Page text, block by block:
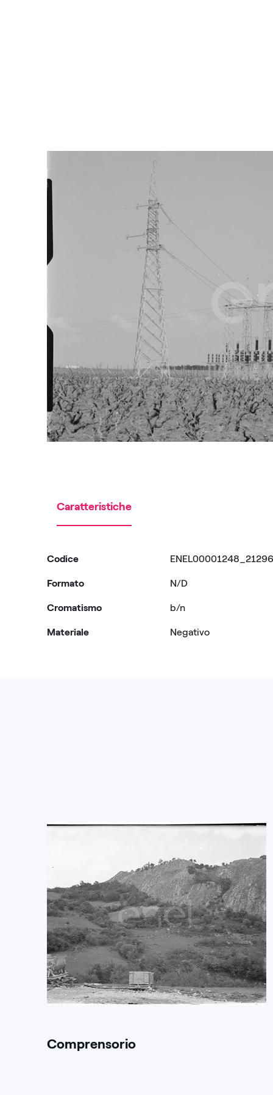
Caratteristiche
Codice
Formato
Cromatismo
Materiale
N/D
b/n
Negativo
Comprensorio